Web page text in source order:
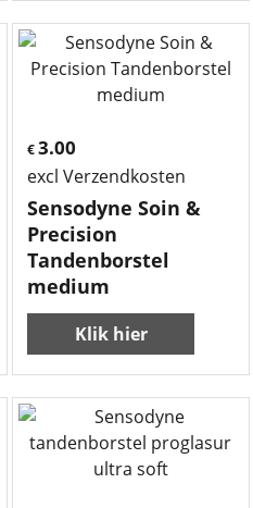
€3.00
excl Verzendkosten
Sensodyne Soin &
Precision
Tandenborstel
medium
Klik hier